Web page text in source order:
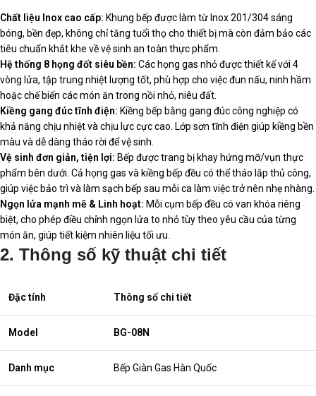
Chất liệu Inox cao cấp: Khung bếp được làm từ Inox 201/304 sáng
bóng, bền đẹp, không chỉ tăng tuổi thọ cho thiết bị mà còn đảm bảo các
tiêu chuẩn khắt khe về vệ sinh an toàn thực phẩm.
Hệ thống 8 họng đốt siêu bền: Các họng gas nhỏ được thiết kế với 4
vòng lửa, tập trung nhiệt lượng tốt, phù hợp cho việc đun nấu, ninh hầm
hoặc chế biến các món ăn trong nồi nhỏ, niêu đất.
Kiềng gang đúc tĩnh điện: Kiềng bếp bằng gang đúc công nghiệp có
khả năng chịu nhiệt và chịu lực cực cao. Lớp sơn tĩnh điện giúp kiềng bền
màu và dễ dàng tháo rời để vệ sinh.
Vệ sinh đơn giản, tiện lợi: Bếp được trang bị khay hứng mỡ/vụn thực
phẩm bên dưới. Cả họng gas và kiềng bếp đều có thể tháo lắp thủ công,
giúp việc bảo trì và làm sạch bếp sau mỗi ca làm việc trở nên nhẹ nhàng.
Ngọn lửa mạnh mẽ & Linh hoạt: Mỗi cụm bếp đều có van khóa riêng
biệt, cho phép điều chỉnh ngọn lửa to nhỏ tùy theo yêu cầu của từng
món ăn, giúp tiết kiệm nhiên liệu tối ưu.
2. Thông số kỹ thuật chi tiết
Đặc tính Thông số chi tiết
Model BG-08N
Danh mục Bếp Giàn Gas Hàn Quốc